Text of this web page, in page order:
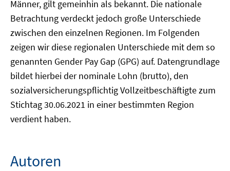
Männer, gilt gemeinhin als bekannt. Die nationale
Betrachtung verdeckt jedoch große Unterschiede
zwischen den einzelnen Regionen. Im Folgenden
zeigen wir diese regionalen Unterschiede mit dem so
genannten Gender Pay Gap (GPG) auf. Datengrundlage
bildet hierbei der nominale Lohn (brutto), den
sozialversicherungspflichtig Vollzeitbeschäftigte zum
Stichtag 30.06.2021 in einer bestimmten Region
verdient haben.
Autoren